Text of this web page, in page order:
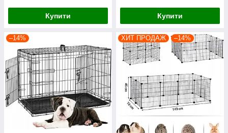
Купити Купити
–14% ХИТ ПРОДАЖ –14%